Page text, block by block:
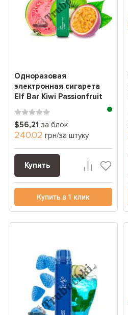
Одноразовая
электронная сигарета
Elf Bar Kiwi Passionfruit
Guava (киви мараку...
$56,21 за блок
240.02 грн/за штуку
Купить
Купить в 1 клик